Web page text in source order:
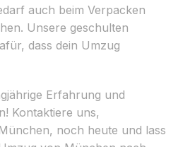
auch beim Verpacken
Unsere geschulten
dass dein Umzug
Erfahrung und
Kontaktiere uns,
noch heute und lass